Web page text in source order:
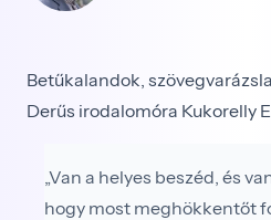
Betűkalandok,
Derűs irodalomóra Kukorelly
„Van a helyes beszéd, és
hogy most meghökkentőt